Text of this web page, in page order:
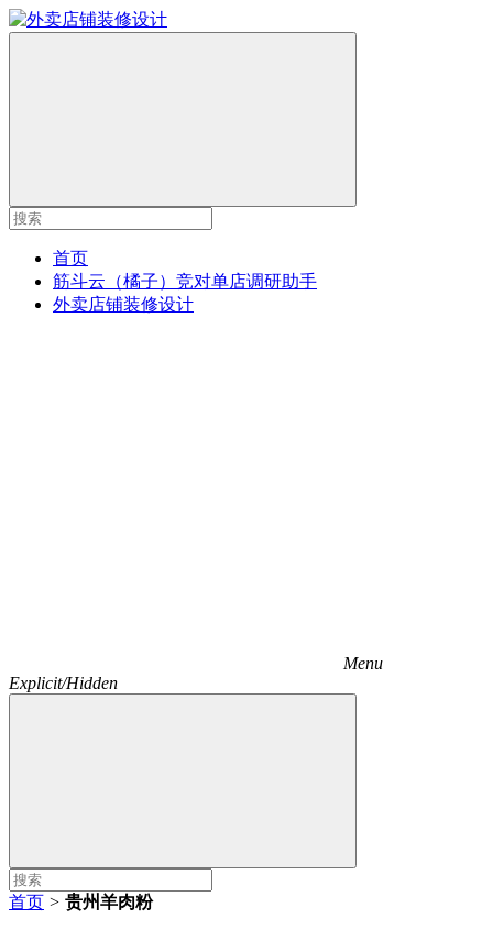
首页
筋斗云（橘子）竞对单店调研助手
外卖店铺装修设计
Menu
Explicit/Hidden
首页 > 贵州羊肉粉